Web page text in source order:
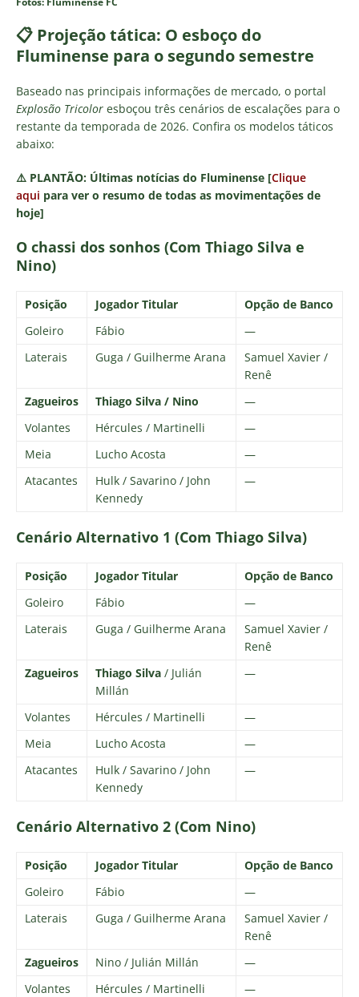
📋 Projeção tática: O esboço do
Fluminense para o segundo semestre
Baseado nas principais informações de mercado, o portal
Explosão Tricolor esboçou três cenários de escalações para o
restante da temporada de 2026. Confira os modelos táticos
abaixo:
⚠️ PLANTÃO: Últimas notícias do Fluminense [Clique
aqui para ver o resumo de todas as movimentações de
hoje]
O chassi dos sonhos (Com Thiago Silva e
Nino)
Posição Jogador Titular
Opção de Banco
Goleiro
Fábio
—
Laterais
Guga / Guilherme Arana
Samuel Xavier /
Renê
Zagueiros
Thiago Silva / Nino
—
Volantes
Hércules / Martinelli
—
Meia
Lucho Acosta
—
Atacantes
Hulk / Savarino / John
Kennedy
—
Cenário Alternativo 1 (Com Thiago Silva)
Posição Jogador Titular
Opção de Banco
Goleiro
Fábio
—
Laterais
Guga / Guilherme Arana
Samuel Xavier /
Renê
Zagueiros
Thiago Silva / Julián
Millán
—
Volantes Hércules / Martinelli
—
Meia
Lucho Acosta
—
Atacantes
Hulk / Savarino / John
Kennedy
—
Cenário Alternativo 2 (Com Nino)
Posição Jogador Titular
Opção de Banco
Goleiro
Fábio
—
Laterais
Guga / Guilherme Arana
Samuel Xavier /
Renê
Zagueiros
Nino / Julián Millán
—
Volantes
Hércules / Martinelli
—